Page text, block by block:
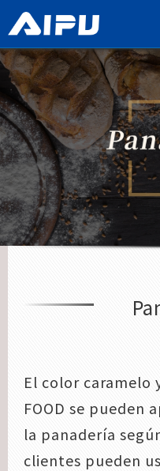
El color caramelo
FOOD se pueden
la panadería
clientes pueden